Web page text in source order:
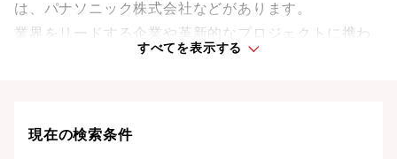
は、パナソニック株式会社などがあります。
業界をリードする企業や革新的なプロジェクトに携わ
り、次のキャリアステージへと踏み出しましょう。
すべてを表示する
現在の検索条件